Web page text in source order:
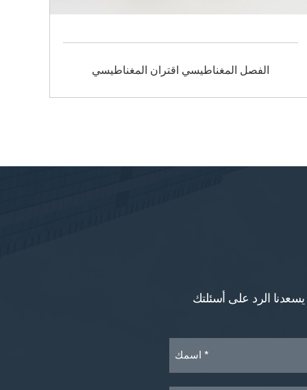
الفصل المغناطيسي اقتران المغناطيسي